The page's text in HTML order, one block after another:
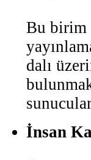
Bu birim
dalı
İnsan